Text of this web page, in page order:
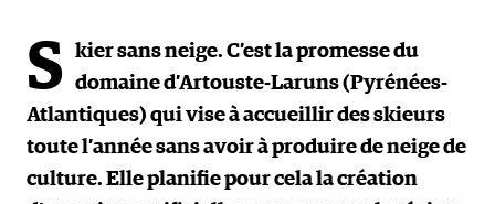
S kier sans neige. C’est la promesse du
domaine d’Artouste-Laruns (Pyrénées-
Atlantiques) qui vise à accueillir des skieurs
toute l’année sans avoir à produire de neige de
culture. Elle planifie pour cela la création